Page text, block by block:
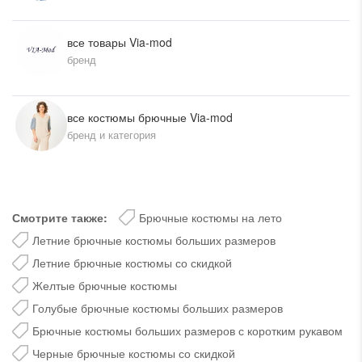
все товары Via-mod
бренд
все костюмы брючные Via-mod
бренд и категория
Смотрите также:
Брючные костюмы на лето
Летние брючные костюмы больших размеров
Летние брючные костюмы со скидкой
Желтые брючные костюмы
Голубые брючные костюмы больших размеров
Брючные костюмы больших размеров с коротким рукавом
Черные брючные костюмы со скидкой